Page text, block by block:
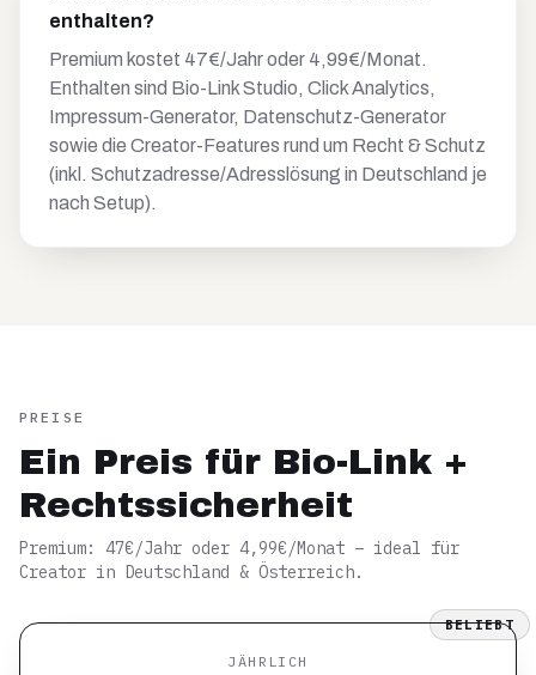
enthalten?
Premium kostet 47€/Jahr oder 4,99€/Monat.
Enthalten sind Bio-Link Studio, Click Analytics,
Impressum-Generator, Datenschutz-Generator
sowie die Creator-Features rund um Recht & Schutz
(inkl. Schutzadresse/Adresslösung in Deutschland je
nach Setup).
PREISE
Ein Preis für Bio-Link +
Rechtssicherheit
Premium: 47€/Jahr oder 4,99€/Monat – ideal für
Creator in Deutschland & Österreich.
BELIEBT
JÄHRLICH